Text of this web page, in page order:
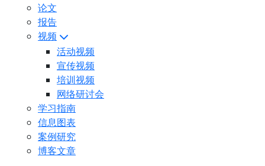
论文
报告
视频
活动视频
宣传视频
培训视频
网络研讨会
学习指南
信息图表
案例研究
博客文章